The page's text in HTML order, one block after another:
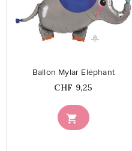
favorite_border

Ballon Mylar Eléphant
Prix
CHF 9,25